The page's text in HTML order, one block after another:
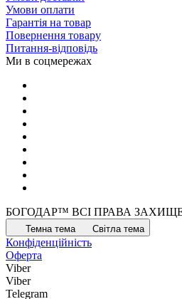
Умови оплати
Гарантія на товар
Повернення товару
Питання-відповідь
Ми в соцмережах
БОГОДАР™ ВСІ ПРАВА
Темна тема Світла тема
Конфіденційність
Оферта
Viber
Viber
Telegram